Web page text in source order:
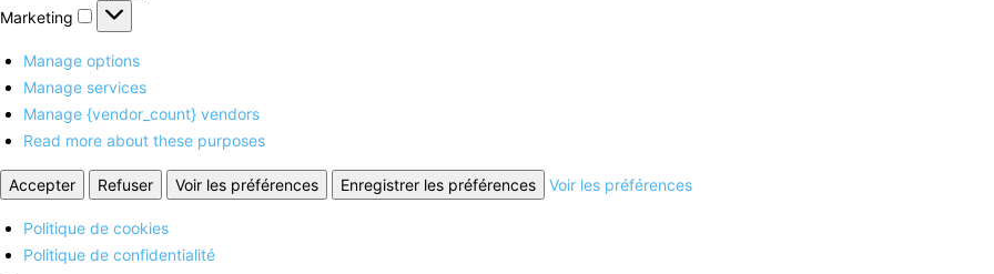
Marketing
Marketing
Manage options
Manage services
Manage {vendor_count} vendors
Read more about these purposes
Accepter Refuser Voir les préférences Enregistrer les préférences Voir les préférences
Politique de cookies
Politique de confidentialité